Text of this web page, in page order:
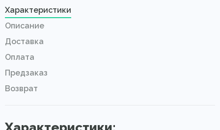
Характеристики
Описание
Доставка
Оплата
Предзаказ
Возврат